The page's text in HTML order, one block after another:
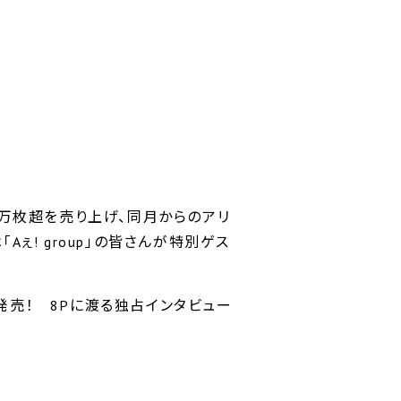
枚超を売り上げ、同月からのアリ
Aぇ! group」の皆さんが特別ゲス
売！ 8Pに渡る独占インタビュー